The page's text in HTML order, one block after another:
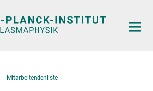
Mitarbeitendenliste